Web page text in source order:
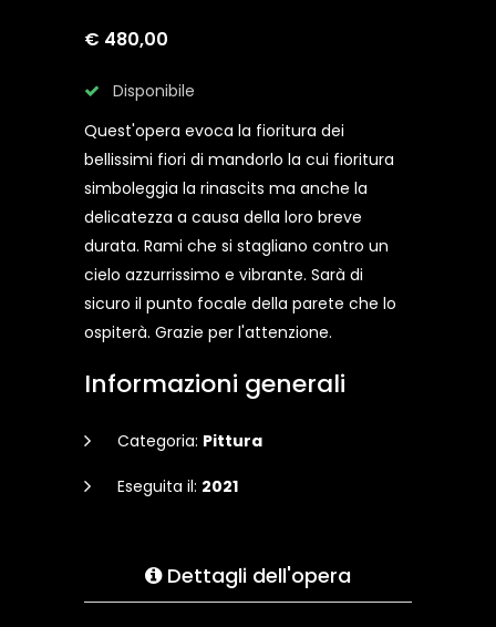
€ 480,00
Disponibile
Quest'opera evoca la fioritura dei
bellissimi fiori di mandorlo la cui fioritura
simboleggia la rinascits ma anche la
delicatezza a causa della loro breve
durata. Rami che si stagliano contro un
cielo azzurrissimo e vibrante. Sarà di
sicuro il punto focale della parete che lo
ospiterà. Grazie per l'attenzione.
Informazioni generali
Categoria: Pittura
Eseguita il: 2021
Dettagli dell'opera